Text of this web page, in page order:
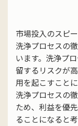
市場投入のスピ
洗浄プロセスの
います。洗浄プ
留するリスクが
用を起こすことに
洗浄プロセスの
ため、利益を優
ることになると